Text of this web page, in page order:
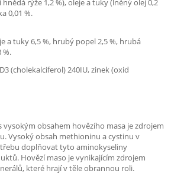
rýže 1,2 %), oleje a tuky (lněný olej 0,2
0,01 %.
a tuky 6,5 %, hrubý popel 2,5 %, hrubá
%.
(cholekalciferol) 240IU, zinek (oxid
vysokým obsahem hovězího masa je zdrojem
Vysoký obsah methioninu a cystinu v
doplňovat tyto aminokyseliny
Hovězí maso je vynikajícím zdrojem
které hrají v těle obrannou roli.